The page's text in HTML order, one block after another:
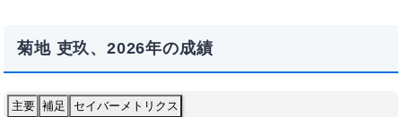
菊地 吏玖、2026年の成績
主要 補足 セイバーメトリクス